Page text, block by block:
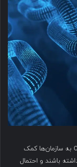
استراتژی‌های دفاعی در هر مرحله از Cyber Kill Chain به سازمان‌ها کمک
باشند و احتمال